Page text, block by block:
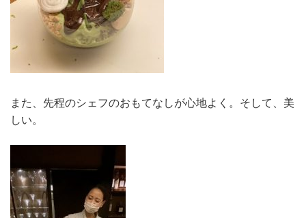
また、先程のシェフのおもてなしが心地よく。そして、美
しい。